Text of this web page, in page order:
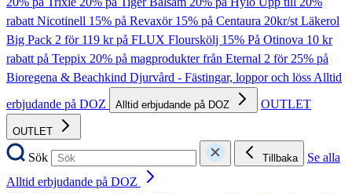
rabatt Nicotinell 15% på Revaxör 15% på Centaura 20kr/st Läkerol
Big Pack 2 för 119 kr på FLUX Flourskölj 15% På Otinova 10 kr
rabatt på Teppix 20% på magprodukter från Eternal 2 för 25% på
Bioregena & Beachkind Djurvård - Fästingar, loppor och lössAlltid
erbjudande på DOZ
Alltid erbjudande på DOZ OUTLET
OUTLET
Sök Tillbaka
Se alla
Alltid erbjudande på DOZ